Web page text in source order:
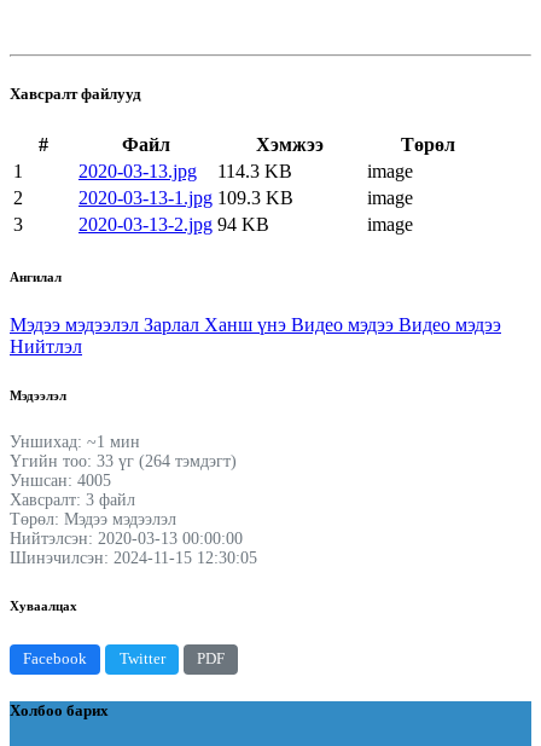
Хавсралт файлууд
# Файл Хэмжээ
Төрөл
1
2020-03-13.jpg 114.3 KB
image
2
2020-03-13-1.jpg 109.3 KB
image
3
2020-03-13-2.jpg 94 KB image
Ангилал
Мэдээ мэдээлэл Зарлал Ханш үнэ Видео мэдээ Видео мэдээ
Нийтлэл
Мэдээлэл
Уншихад: ~1 мин
Үгийн тоо: 33 үг (264 тэмдэгт)
Уншсан: 4005
Хавсралт: 3 файл
Төрөл: Мэдээ мэдээлэл
Нийтэлсэн: 2020-03-13 00:00:00
Шинэчилсэн: 2024-11-15 12:30:05
Хуваалцах
Facebook Twitter PDF
Холбоо барих